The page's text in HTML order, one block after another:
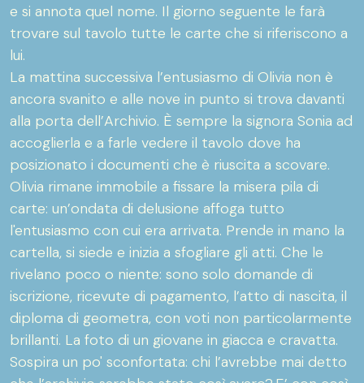
e si annota quel nome. Il giorno seguente le farà
trovare sul tavolo tutte le carte che si riferiscono a
lui.
La mattina successiva l’entusiasmo di Olivia non è
ancora svanito e alle nove in punto si trova davanti
alla porta dell’Archivio. È sempre la signora Sonia ad
accoglierla e a farle vedere il tavolo dove ha
posizionato i documenti che è riuscita a scovare.
Olivia rimane immobile a fissare la misera pila di
carte: un’ondata di delusione affoga tutto
l'entusiasmo con cui era arrivata. Prende in mano la
cartella, si siede e inizia a sfogliare gli atti. Che le
rivelano poco o niente: sono solo domande di
iscrizione, ricevute di pagamento, l’atto di nascita, il
diploma di geometra, con voti non particolarmente
brillanti. La foto di un giovane in giacca e cravatta.
Sospira un po' sconfortata: chi l’avrebbe mai detto